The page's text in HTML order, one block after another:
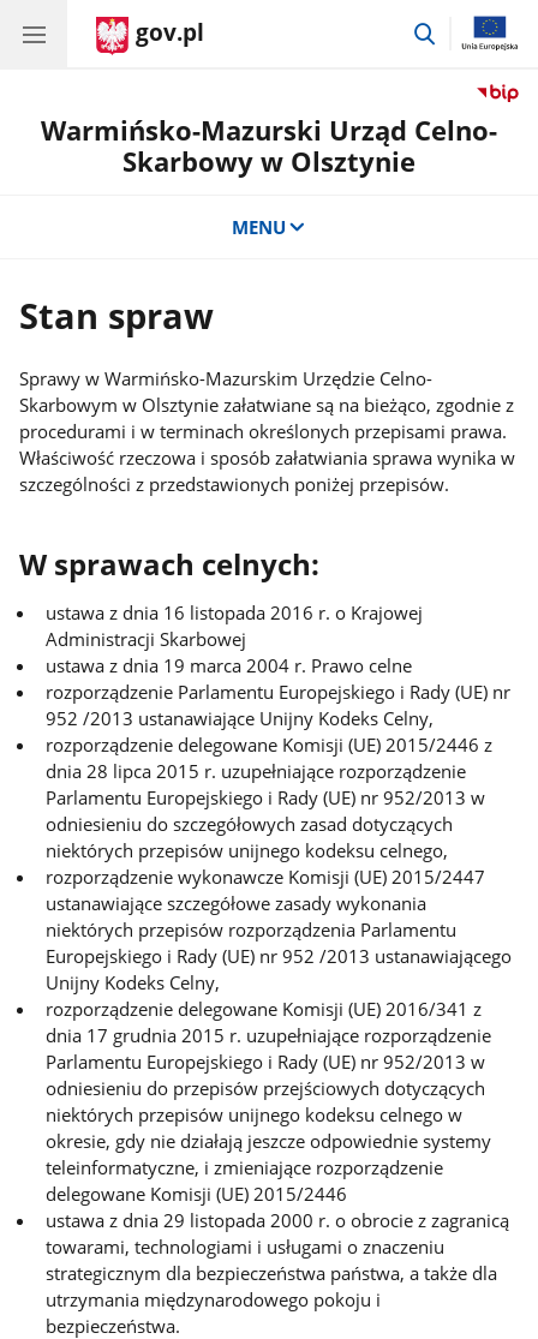
gov.pl
przejdź
Warmińsko-Mazurski Urząd Celno-
Skarbowy w Olsztynie
MENU
Stan spraw
Sprawy w Warmińsko-Mazurskim Urzędzie Celno-
Skarbowym w Olsztynie załatwiane są na bieżąco, zgodnie z
procedurami i w terminach określonych przepisami prawa.
Właściwość rzeczowa i sposób załatwiania sprawa wynika w
szczególności z przedstawionych poniżej przepisów.
W sprawach celnych:
ustawa z dnia 16 listopada 2016 r. o Krajowej
Administracji Skarbowej
ustawa z dnia 19 marca 2004 r. Prawo celne
rozporządzenie Parlamentu Europejskiego i Rady (UE) nr
952 /2013 ustanawiające Unijny Kodeks Celny,
rozporządzenie delegowane Komisji (UE) 2015/2446 z
dnia 28 lipca 2015 r. uzupełniające rozporządzenie
Parlamentu Europejskiego i Rady (UE) nr 952/2013 w
odniesieniu do szczegółowych zasad dotyczących
niektórych przepisów unijnego kodeksu celnego,
rozporządzenie wykonawcze Komisji (UE) 2015/2447
ustanawiające szczegółowe zasady wykonania
niektórych przepisów rozporządzenia Parlamentu
Europejskiego i Rady (UE) nr 952 /2013 ustanawiającego
Unijny Kodeks Celny,
rozporządzenie delegowane Komisji (UE) 2016/341 z
dnia 17 grudnia 2015 r. uzupełniające rozporządzenie
Parlamentu Europejskiego i Rady (UE) nr 952/2013 w
odniesieniu do przepisów przejściowych dotyczących
niektórych przepisów unijnego kodeksu celnego w
okresie, gdy nie działają jeszcze odpowiednie systemy
teleinformatyczne, i zmieniające rozporządzenie
delegowane Komisji (UE) 2015/2446
ustawa z dnia 29 listopada 2000 r. o obrocie z zagranicą
towarami, technologiami i usługami o znaczeniu
strategicznym dla bezpieczeństwa państwa, a także dla
utrzymania międzynarodowego pokoju i
bezpieczeństwa.